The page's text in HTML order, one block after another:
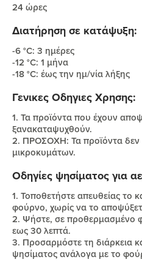
24 ώρες
Διατήρηση σε κατάψυξη:
-6 °C: 3 ημέρες
-12 °C: 1 μήνα
-18 °C: έως την ημ/νία λήξης
Γενικες Οδηγιες Χρησης:
1. Τα προϊόντα που έχουν
ξανακαταψυχθούν.
2. ΠΡΟΣΟΧΗ: Τα προϊόντα δεν
μικροκυμάτων.
Οδηγίες ψησίματος για
1. Τοποθετήστε απευθείας το
φούρνο, χωρίς να το
2. Ψήστε, σε προθερμασμένο
εως 30 λεπτά.
3. Προσαρμόστε τη διάρκεια
ψησίματος ανάλογα με το